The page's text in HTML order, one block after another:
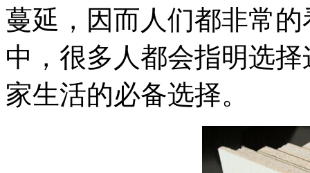
蔓延，因而人们都非常
中，很多人都会指明选
家生活的必备选择。